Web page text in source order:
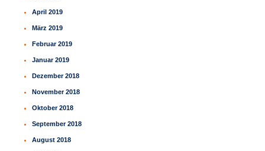
April 2019
März 2019
Februar 2019
Januar 2019
Dezember 2018
November 2018
Oktober 2018
September 2018
August 2018